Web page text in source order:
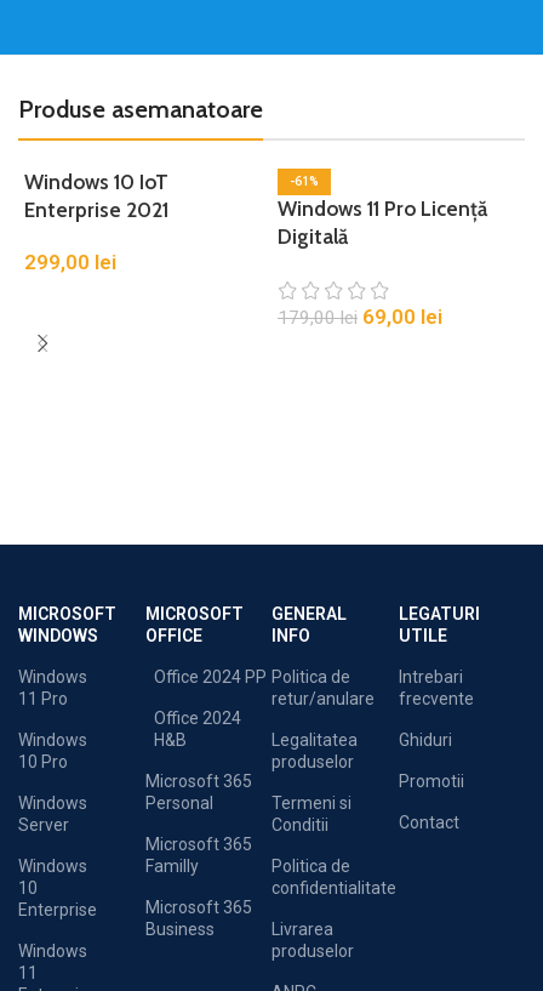
Produse asemanatoare
Windows 10 IoT
Enterprise 2021
299,00 lei
-61%
Windows 11 Pro Licență
Digitală
179,00lei 69,00 lei
MICROSOFT
WINDOWS
Windows
11 Pro
Windows
10 Pro
Windows
Server
Windows
10
Enterprise
Windows
11
MICROSOFT
OFFICE
Office 2024 PP
Office 2024
H&B
Microsoft 365
Personal
Microsoft 365
Familly
Microsoft 365
Business
GENERAL
INFO
Politica de
retur/anulare
Legalitatea
produselor
Termeni si
Conditii
Politica de
confidentialitate
Livrarea
produselor
LEGATURI
UTILE
Intrebari
frecvente
Ghiduri
Promotii
Contact